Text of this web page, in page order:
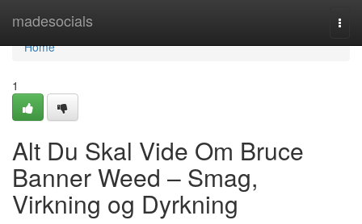
madesocials
Home
Home
1
Alt Du Skal Vide Om Bruce
Banner Weed – Smag,
Virkning og Dyrkning